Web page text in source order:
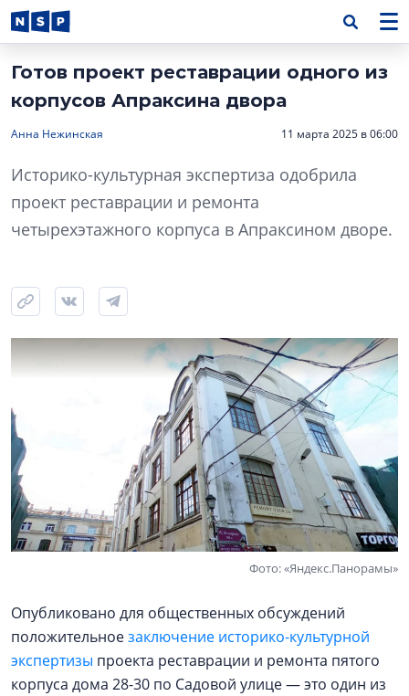
Готов проект реставрации одного из
корпусов Апраксина двора
Анна Нежинская 11 марта 2025 в 06:00
Историко-культурная экспертиза одобрила
проект реставрации и ремонта
четырехэтажного корпуса в Апраксином дворе.
Фото: «Яндекс.Панорамы»
Опубликовано для общественных обсуждений
положительноезаключение историко-культурной
экспертизы проекта реставрации и ремонта пятого
корпуса дома 28-30 по Садовой улице — это один из